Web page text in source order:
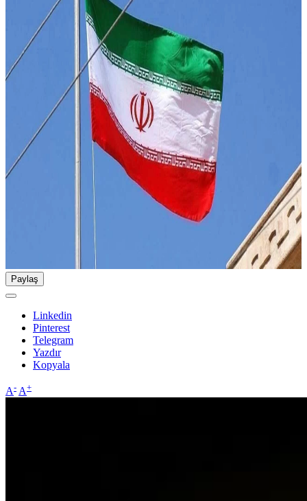
Paylaş
Linkedin
Pinterest
Telegram
Yazdır
Kopyala
A- A+